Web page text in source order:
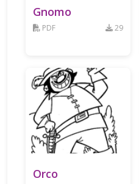
Gnomo
PDF 29
Orco